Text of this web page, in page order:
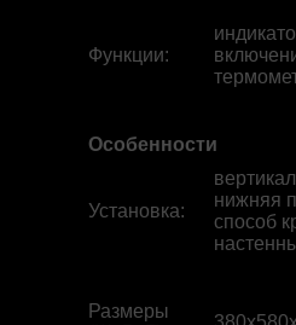
Функции:
Особенности
Установка:
нижняя
способ
Размеры